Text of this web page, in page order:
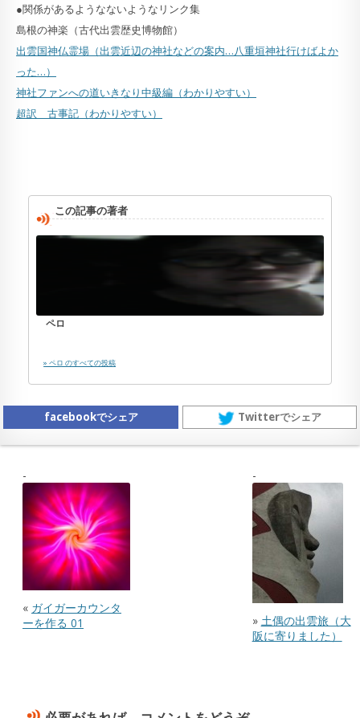
●関係があるようなないようなリンク集
島根の神楽（古代出雲歴史博物館）
出雲国神仏霊場（出雲近辺の神社などの案内…八重垣神社行けばよか
った…）
神社ファンへの道いきなり中級編（わかりやすい）
超訳 古事記（わかりやすい）
この記事の著者
ペロ
» ペロ のすべての投稿
facebookでシェア Twitterでシェア
« ガイガーカウンタ
ーを作る 01
» 土偶の出雲旅（大
阪に寄りました）